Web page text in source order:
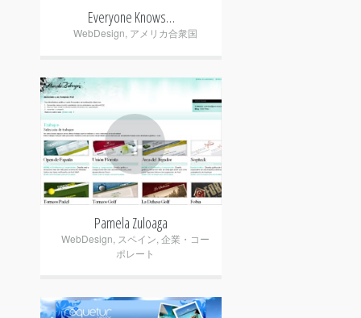
Everyone Knows…
WebDesign アメリカ合衆国
+
Pamela Zuloaga
WebDesign スペイン 企業・コー
ポレート